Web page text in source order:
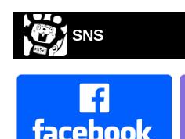
SNS